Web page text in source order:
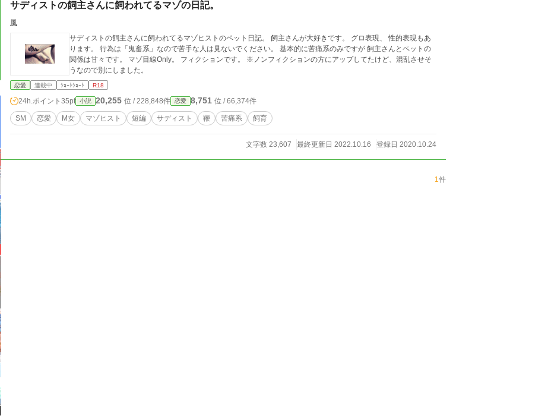
サディストの飼主さんに飼われてるマゾの日記。
風
サディストの飼主さんに飼われてるマゾヒストのペット日記。 飼主さんが大好きです。 グロ表現、 性的表現もあ
ります。 行為は「鬼畜系」なので苦手な人は見ないでください。 基本的に苦痛系のみですが 飼主さんとペットの
関係は甘々です。 マゾ目線Only。 フィクションです。 ※ノンフィクションの方にアップしてたけど、混乱させそ
うなので別にしました。
恋愛 連載中 ｼｮｰﾄｼｮｰﾄ R18
24h.ポイント 35pt 小説 20,255 位 / 228,848件 恋愛 8,751 位 / 66,374件
SM 恋愛 M女 マゾヒスト 短編 サディスト 鞭 苦痛系 飼育
文字数 23,607 最終更新日 2022.10.16 登録日 2020.10.24
1件